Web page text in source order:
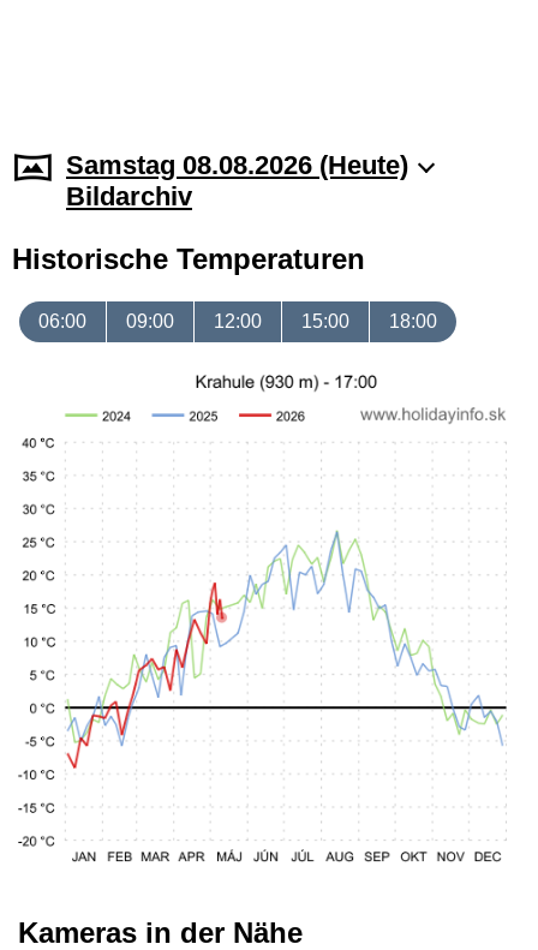
Samstag 08.08.2026 (Heute)
Bildarchiv
Historische Temperaturen
06:00 09:00 12:00 15:00 18:00
Kameras in der Nähe